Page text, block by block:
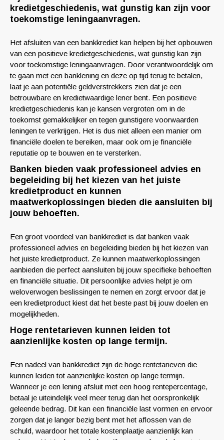
kredietgeschiedenis, wat gunstig kan zijn voor
toekomstige leningaanvragen.
Het afsluiten van een bankkrediet kan helpen bij het opbouwen
van een positieve kredietgeschiedenis, wat gunstig kan zijn
voor toekomstige leningaanvragen. Door verantwoordelijk om
te gaan met een banklening en deze op tijd terug te betalen,
laat je aan potentiële geldverstrekkers zien dat je een
betrouwbare en kredietwaardige lener bent. Een positieve
kredietgeschiedenis kan je kansen vergroten om in de
toekomst gemakkelijker en tegen gunstigere voorwaarden
leningen te verkrijgen. Het is dus niet alleen een manier om
financiële doelen te bereiken, maar ook om je financiële
reputatie op te bouwen en te versterken.
Banken bieden vaak professioneel advies en
begeleiding bij het kiezen van het juiste
kredietproduct en kunnen
maatwerkoplossingen bieden die aansluiten bij
jouw behoeften.
Een groot voordeel van bankkrediet is dat banken vaak
professioneel advies en begeleiding bieden bij het kiezen van
het juiste kredietproduct. Ze kunnen maatwerkoplossingen
aanbieden die perfect aansluiten bij jouw specifieke behoeften
en financiële situatie. Dit persoonlijke advies helpt je om
weloverwogen beslissingen te nemen en zorgt ervoor dat je
een kredietproduct kiest dat het beste past bij jouw doelen en
mogelijkheden.
Hoge rentetarieven kunnen leiden tot
aanzienlijke kosten op lange termijn.
Een nadeel van bankkrediet zijn de hoge rentetarieven die
kunnen leiden tot aanzienlijke kosten op lange termijn.
Wanneer je een lening afsluit met een hoog rentepercentage,
betaal je uiteindelijk veel meer terug dan het oorspronkelijk
geleende bedrag. Dit kan een financiële last vormen en ervoor
zorgen dat je langer bezig bent met het aflossen van de
schuld, waardoor het totale kostenplaatje aanzienlijk kan